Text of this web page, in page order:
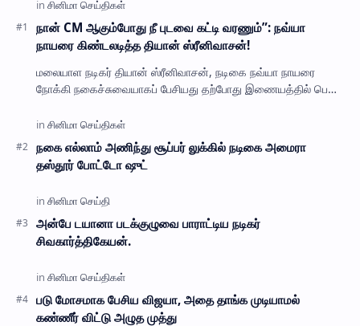
நான் CM ஆகும்போது நீ புடவை கட்டி வரணும்”: நவ்யா
நாயரை கிண்டலடித்த தியான் ஸ்ரீனிவாசன்!
மலையாள நடிகர் தியான் ஸ்ரீனிவாசன், நடிகை நவ்யா நாயரை
நோக்கி நகைச்சுவையாகப் பேசியது தற்போது இணையத்தில் பெரும்
நகை எல்லாம் அணிந்து சூப்பர் லுக்கில் நடிகை அமைரா
தஸ்தூர் போட்டோ ஷுட்
அன்பே டயானா படக்குழுவை பாராட்டிய நடிகர்
சிவகார்த்திகேயன்.
படு மோசமாக பேசிய விஜயா, அதை தாங்க முடியாமல்
கண்ணீர் விட்டு அழுத முத்து